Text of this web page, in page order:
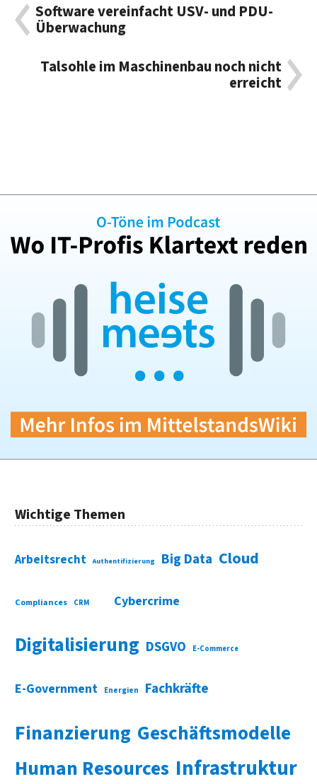
Software vereinfacht USV- und PDU-
Überwachung
Talsohle im Maschinenbau noch nicht
erreicht
Wichtige Themen
Arbeitsrecht Authentifizierung Big Data Cloud
Compliances CRM Cybercrime
Digitalisierung DSGVO E-Commerce
E-Government Energien Fachkräfte
Finanzierung Geschäftsmodelle
Human Resources Infrastruktur